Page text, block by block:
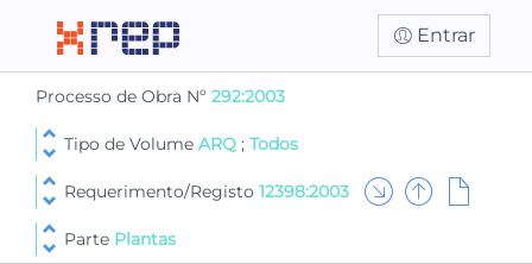
Entrar
Processo de Obra Nº 292:2003
Tipo de Volume ARQ ; Todos
Requerimento/Registo 12398:2003
Parte Plantas